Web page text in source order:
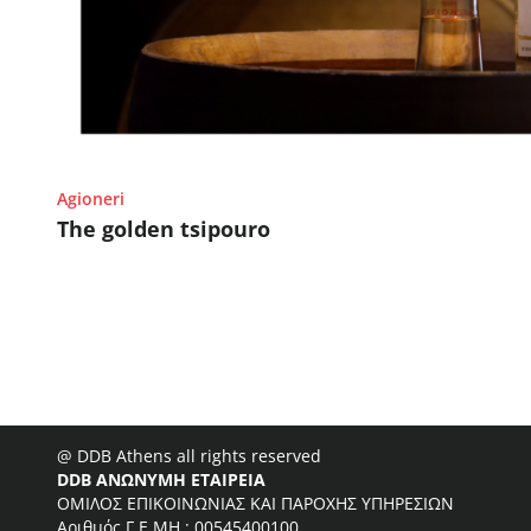
Agioneri
The golden tsipouro
@ DDB Athens all rights reserved
DDB ΑΝΩΝΥΜΗ ΕΤΑΙΡΕΙΑ
ΟΜΙΛΟΣ ΕΠΙΚΟΙΝΩΝΙΑΣ ΚΑΙ ΠΑΡΟΧΗΣ ΥΠΗΡΕΣΙΩΝ